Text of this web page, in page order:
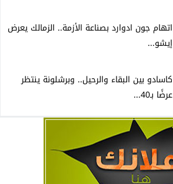
اتهام جون ادوارد بصناعة الأزمة.. الزمالك يعرض
إيشو...
كاسادو بين البقاء والرحيل.. وبرشلونة ينتظر
عرضًا بـ40...